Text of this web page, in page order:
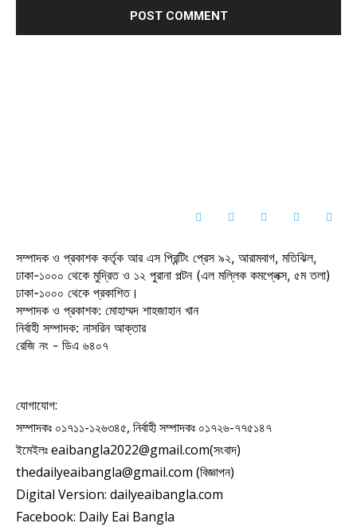
সম্পাদক ও প্রকাশক কর্তৃক আর এস প্রিন্টিং প্রেস ৯২, আরামবাগ, মতিঝিল,
ঢাকা-১০০০ থেকে মুদ্রিত ও ১২ পুরানা পল্টন (এল মল্লিক কমপ্লেক্স, ৫ম তলা)
ঢাকা-১০০০ থেকে প্রকাশিত।
সম্পাদক ও প্রকাশক: মোহাম্মদ শাহজাহান খান
নির্বাহী সম্পাদক: নাসরিন আক্তার
রেজি নং - ডিএ ৬৪০৭
যোগাযোগ:
সম্পাদকঃ ০১৭১১-১২৬৩৪৫, নির্বাহী সম্পাদকঃ ০১৭২৬-৭৭৫১৪৭
ইমেইলঃ eaibangla2022@gmail.com(সংবাদ)
thedailyeaibangla@gmail.com (বিজ্ঞাপন)
Digital Version: dailyeaibangla.com
Facebook: Daily Eai Bangla